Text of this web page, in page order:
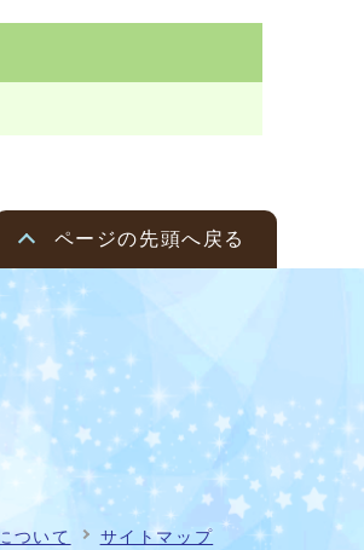
ページの先頭へ戻る
ついて サイトマップ